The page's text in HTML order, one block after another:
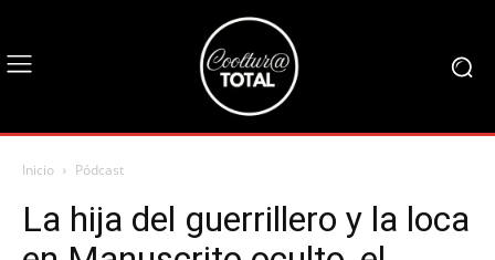
Inicio Pódcast
La hija del guerrillero y la loca